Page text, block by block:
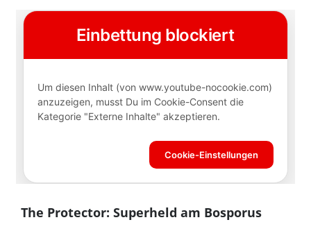
The Protector: Superheld am Bosporus